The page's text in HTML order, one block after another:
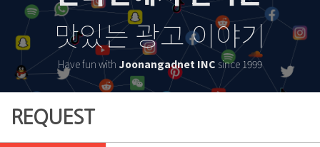
맛있는 광고 이야기
Have fun with Joonangadnet INC since 1999
REQUEST